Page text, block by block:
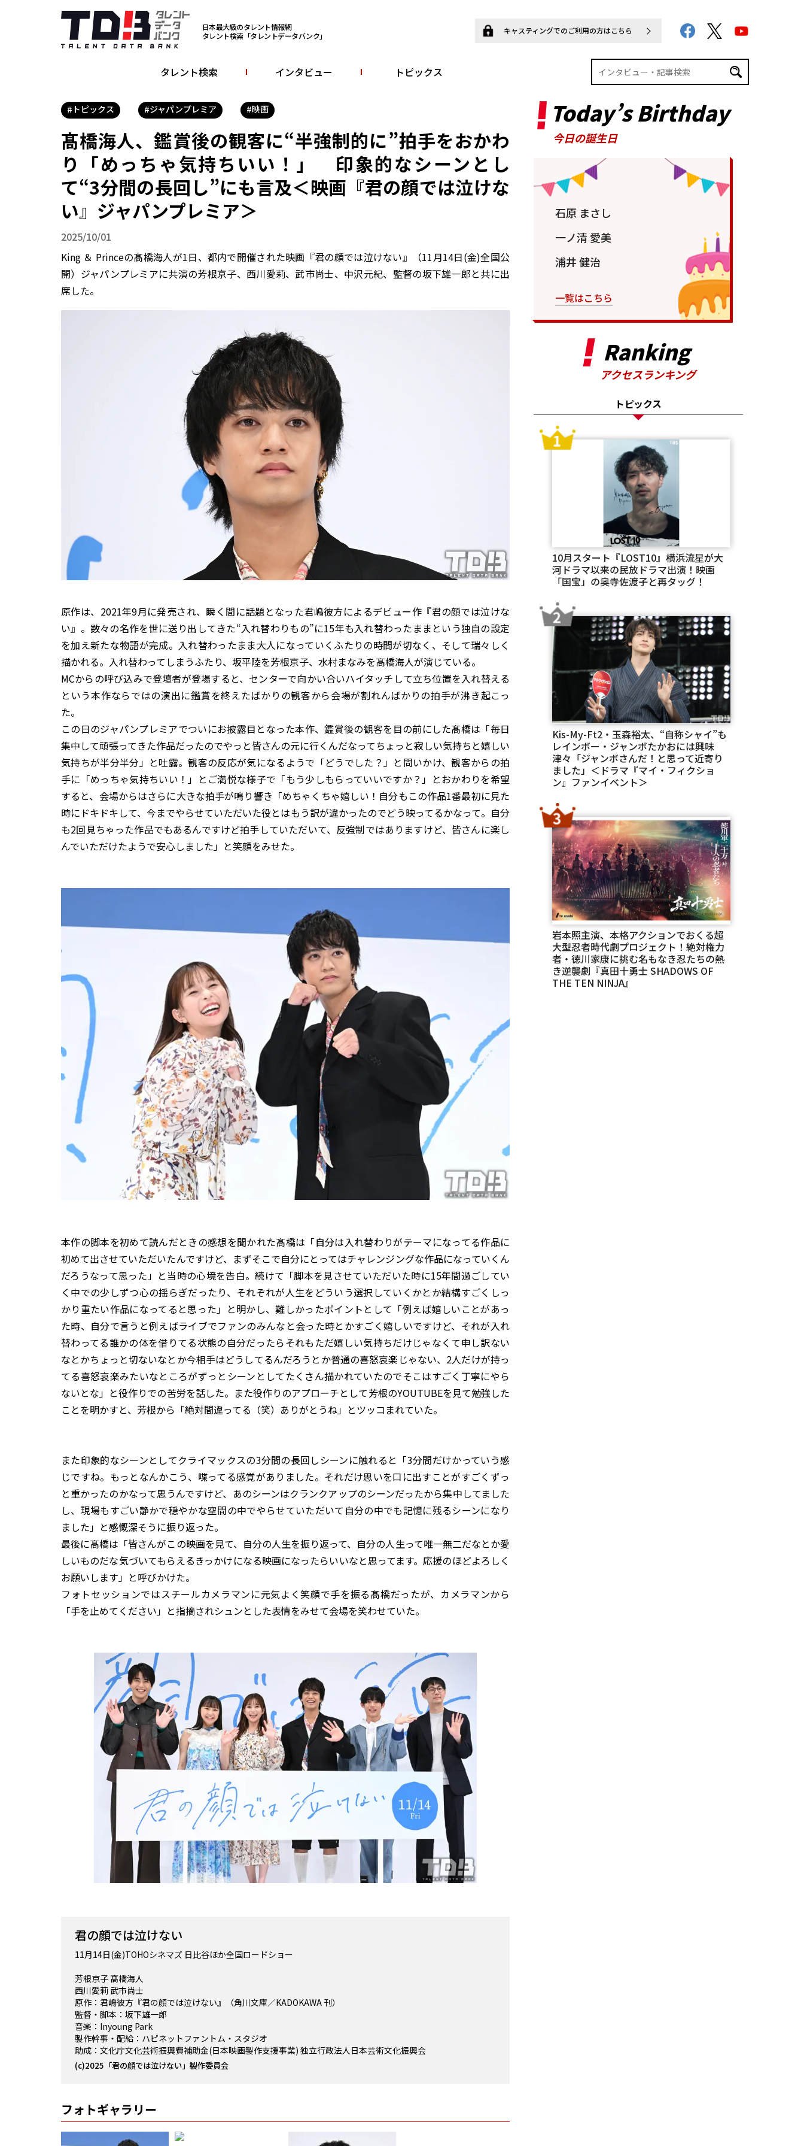
日本最大級のタレント情報網
タレント検索「タレントデータバンク」
キャスティングでのご利用の方はこちら
タレント検索 インタビュー トピックス
#トピックス #ジャパンプレミア #映画
髙橋海人、鑑賞後の観客に“半強制的に”拍手をおかわ
り「めっちゃ気持ちいい！」 印象的なシーンとし
て“3分間の長回し”にも言及＜映画『君の顔では泣けな
い』ジャパンプレミア＞
2025/10/01
King ＆ Princeの髙橋海人が1日、都内で開催された映画『君の顔では泣けない』（11月14日(金)全国公
開）ジャパンプレミアに共演の芳根京子、西川愛莉、武市尚士、中沢元紀、監督の坂下雄一郎と共に出
席した。
原作は、2021年9月に発売され、瞬く間に話題となった君嶋彼方によるデビュー作『君の顔では泣けな
い』。数々の名作を世に送り出してきた“入れ替わりもの”に15年も入れ替わったままという独自の設定
を加え新たな物語が完成。入れ替わったまま大人になっていくふたりの時間が切なく、そして瑞々しく
描かれる。入れ替わってしまうふたり、坂平陸を芳根京子、水村まなみを髙橋海人が演じている。
MCからの呼び込みで登壇者が登場すると、センターで向かい合いハイタッチして立ち位置を入れ替える
という本作ならではの演出に鑑賞を終えたばかりの観客から会場が割れんばかりの拍手が沸き起こっ
た。
この日のジャパンプレミアでついにお披露目となった本作、鑑賞後の観客を目の前にした髙橋は「毎日
集中して頑張ってきた作品だったのでやっと皆さんの元に行くんだなってちょっと寂しい気持ちと嬉しい
気持ちが半分半分」と吐露。観客の反応が気になるようで「どうでした？」と問いかけ、観客からの拍
手に「めっちゃ気持ちいい！」とご満悦な様子で「もう少しもらっていいですか？」とおかわりを希望
すると、会場からはさらに大きな拍手が鳴り響き「めちゃくちゃ嬉しい！自分もこの作品1番最初に見た
時にドキドキして、今までやらせていただいた役とはもう訳が違かったのでどう映ってるかなって。自分
も2回見ちゃった作品でもあるんですけど拍手していただいて、反強制ではありますけど、皆さんに楽し
んでいただけたようで安心しました」と笑顔をみせた。
本作の脚本を初めて読んだときの感想を聞かれた髙橋は「自分は入れ替わりがテーマになってる作品に
初めて出させていただいたんですけど、まずそこで自分にとってはチャレンジングな作品になっていくん
だろうなって思った」と当時の心境を告白。続けて「脚本を見させていただいた時に15年間過ごしてい
く中での少しずつ心の揺らぎだったり、それぞれが人生をどういう選択していくかとか結構すごくしっ
かり重たい作品になってると思った」と明かし、難しかったポイントとして「例えば嬉しいことがあっ
た時、自分で言うと例えばライブでファンのみんなと会った時とかすごく嬉しいですけど、それが入れ
替わってる誰かの体を借りてる状態の自分だったらそれもただ嬉しい気持ちだけじゃなくて申し訳ない
なとかちょっと切ないなとか今相手はどうしてるんだろうとか普通の喜怒哀楽じゃない、2人だけが持っ
てる喜怒哀楽みたいなところがずっとシーンとしてたくさん描かれていたのでそこはすごく丁寧にやら
ないとな」と役作りでの苦労を話した。また役作りのアプローチとして芳根のYOUTUBEを見て勉強した
ことを明かすと、芳根から「絶対間違ってる（笑）ありがとうね」とツッコまれていた。
また印象的なシーンとしてクライマックスの3分間の長回しシーンに触れると「3分間だけかっていう感
じですね。もっとなんかこう、喋ってる感覚がありました。それだけ思いを口に出すことがすごくずっ
と重かったのかなって思うんですけど、あのシーンはクランクアップのシーンだったから集中してました
し、現場もすごい静かで穏やかな空間の中でやらせていただいて自分の中でも記憶に残るシーンになり
ました」と感慨深そうに振り返った。
最後に髙橋は「皆さんがこの映画を見て、自分の人生を振り返って、自分の人生って唯一無二だなとか愛
しいものだな気づいてもらえるきっかけになる映画になったらいいなと思ってます。応援のほどよろしく
お願いします」と呼びかけた。
フォトセッションではスチールカメラマンに元気よく笑顔で手を振る髙橋だったが、カメラマンから
「手を止めてください」と指摘されシュンとした表情をみせて会場を笑わせていた。
君の顔では泣けない
11月14日(金)TOHOシネマズ 日比谷ほか全国ロードショー
芳根京子 髙橋海人
西川愛莉 武市尚士
原作：君嶋彼方『君の顔では泣けない』（角川文庫／KADOKAWA 刊）
監督・脚本：坂下雄一郎
音楽：Inyoung Park
製作幹事・配給：ハピネットファントム・スタジオ
助成：文化庁文化芸術振興費補助金(日本映画製作支援事業) 独立行政法人日本芸術文化振興会
(c)2025「君の顔では泣けない」製作委員会
フォトギャラリー
Today’s Birthday
今日の誕生日
石原 まさし
一ノ清 愛美
浦井 健治
一覧はこちら
Ranking
アクセスランキング
トピックス
10月スタート『LOST10』横浜流星が大
河ドラマ以来の民放ドラマ出演！映画
「国宝」の奥寺佐渡子と再タッグ！
Kis-My-Ft2・玉森裕太、“自称シャイ”も
レインボー・ジャンボたかおには興味
津々「ジャンボさんだ！と思って近寄り
ました」＜ドラマ『マイ・フィクショ
ン』ファンイベント＞
岩本照主演、本格アクションでおくる超
大型忍者時代劇プロジェクト！絶対権力
者・徳川家康に挑む名もなき忍たちの熱
き逆襲劇『真田十勇士 SHADOWS OF
THE TEN NINJA』